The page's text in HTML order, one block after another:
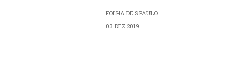
FOLHA DE S.PAULO
03 DEZ 2019